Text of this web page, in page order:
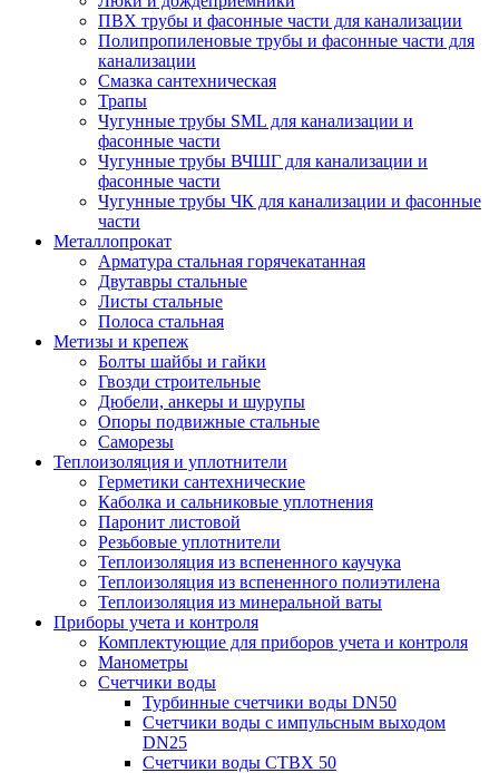
ПВХ трубы и фасонные части для канализации
Полипропиленовые трубы и фасонные части для
канализации
Смазка сантехническая
Трапы
Чугунные трубы SML для канализации и
фасонные части
Чугунные трубы ВЧШГ для канализации и
фасонные части
Чугунные трубы ЧК для канализации и фасонные
части
Металлопрокат
Арматура стальная горячекатанная
Двутавры стальные
Листы стальные
Полоса стальная
Метизы и крепеж
Болты шайбы и гайки
Гвозди строительные
Дюбели, анкеры и шурупы
Опоры подвижные стальные
Саморезы
Теплоизоляция и уплотнители
Герметики сантехнические
Каболка и сальниковые уплотнения
Паронит листовой
Резьбовые уплотнители
Теплоизоляция из вспененного каучука
Теплоизоляция из вспененного полиэтилена
Теплоизоляция из минеральной ваты
Приборы учета и контроля
Комплектующие для приборов учета и контроля
Манометры
Счетчики воды
Турбинные счетчики воды DN50
Счетчики воды с импульсным выходом
DN25
Счетчики воды СТВХ 50